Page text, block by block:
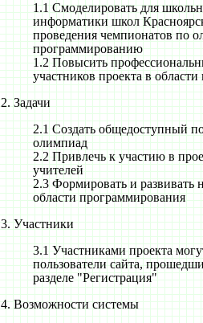
1.1 Смоделировать для
информатики школ
проведения чемпионатов по
программированию
1.2 Повысить
участников проекта в
2. Задачи
2.1 Создать общедоступный
олимпиад
2.2 Привлечь к участию в
учителей
2.3 Формировать и развивать
области программирования
3. Участники
3.1 Участниками проекта
пользователи сайта,
разделе "Регистрация"
4. Возможности системы